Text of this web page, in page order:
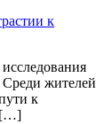
к
жителей
к
[…]